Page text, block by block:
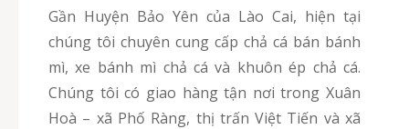
Gần Huyện Bảo Yên của Lào Cai, hiện tại
chúng tôi chuyên cung cấp chả cá bán bánh
mì, xe bánh mì chả cá và khuôn ép chả cá.
Chúng tôi có giao hàng tận nơi trong Xuân
Hoà – xã Phố Ràng, thị trấn Việt Tiến và xã